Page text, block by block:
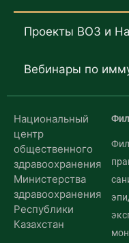
Проекты ВОЗ и
Вебинары по
Национальный
центр
общественного
здравоохранения
Министерства
здравоохранения
Республики
Казахстан